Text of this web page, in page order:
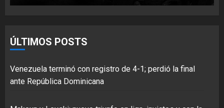
ÚLTIMOS POSTS
Venezuela terminó con registro de 4-1; perdió la final
ante República Dominicana